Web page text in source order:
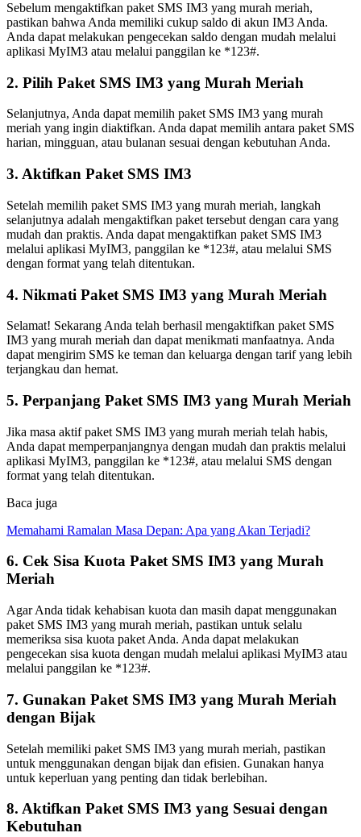
Sebelum mengaktifkan paket SMS IM3 yang murah meriah,
pastikan bahwa Anda memiliki cukup saldo di akun IM3 Anda.
Anda dapat melakukan pengecekan saldo dengan mudah melalui
aplikasi MyIM3 atau melalui panggilan ke *123#.
2. Pilih Paket SMS IM3 yang Murah Meriah
Selanjutnya, Anda dapat memilih paket SMS IM3 yang murah
meriah yang ingin diaktifkan. Anda dapat memilih antara paket SMS
harian, mingguan, atau bulanan sesuai dengan kebutuhan Anda.
3. Aktifkan Paket SMS IM3
Setelah memilih paket SMS IM3 yang murah meriah, langkah
selanjutnya adalah mengaktifkan paket tersebut dengan cara yang
mudah dan praktis. Anda dapat mengaktifkan paket SMS IM3
melalui aplikasi MyIM3, panggilan ke *123#, atau melalui SMS
dengan format yang telah ditentukan.
4. Nikmati Paket SMS IM3 yang Murah Meriah
Selamat! Sekarang Anda telah berhasil mengaktifkan paket SMS
IM3 yang murah meriah dan dapat menikmati manfaatnya. Anda
dapat mengirim SMS ke teman dan keluarga dengan tarif yang lebih
terjangkau dan hemat.
5. Perpanjang Paket SMS IM3 yang Murah Meriah
Jika masa aktif paket SMS IM3 yang murah meriah telah habis,
Anda dapat memperpanjangnya dengan mudah dan praktis melalui
aplikasi MyIM3, panggilan ke *123#, atau melalui SMS dengan
format yang telah ditentukan.
Baca juga
Memahami Ramalan Masa Depan: Apa yang Akan Terjadi?
6. Cek Sisa Kuota Paket SMS IM3 yang Murah
Meriah
Agar Anda tidak kehabisan kuota dan masih dapat menggunakan
paket SMS IM3 yang murah meriah, pastikan untuk selalu
memeriksa sisa kuota paket Anda. Anda dapat melakukan
pengecekan sisa kuota dengan mudah melalui aplikasi MyIM3 atau
melalui panggilan ke *123#.
7. Gunakan Paket SMS IM3 yang Murah Meriah
dengan Bijak
Setelah memiliki paket SMS IM3 yang murah meriah, pastikan
untuk menggunakan dengan bijak dan efisien. Gunakan hanya
untuk keperluan yang penting dan tidak berlebihan.
8. Aktifkan Paket SMS IM3 yang Sesuai dengan
Kebutuhan